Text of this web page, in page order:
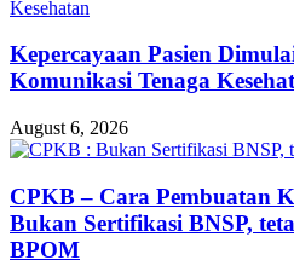
Kepercayaan Pasien
Komunikasi Tenaga
August 6, 2026
CPKB – Cara Pembuatan
Bukan Sertifikasi BNSP,
BPOM